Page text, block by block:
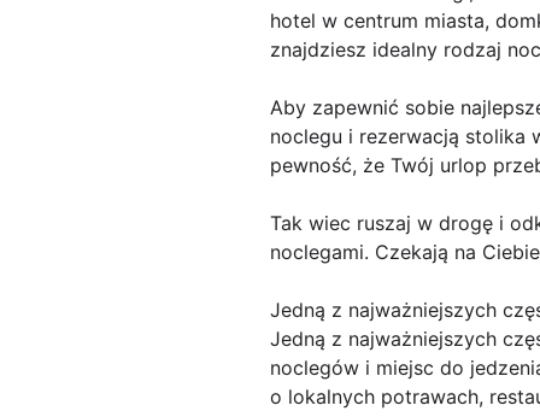
hotel w centrum miasta,
znajdziesz idealny rodzaj
Aby zapewnić sobie
noclegu i rezerwacją stolika
pewność, że Twój urlop
Tak wiec ruszaj w drogę i
noclegami. Czekają na
Jedną z najważniejszych
Jedną z najważniejszych
noclegów i miejsc do
o lokalnych potrawach,